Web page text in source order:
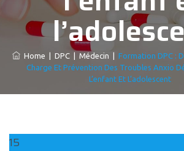
Home DPC Médecin
Formation DPC :
Charge Et Prévention Des Troubles Anxio
L’enfant Et L’adolescent
15